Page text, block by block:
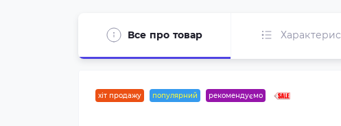
Все про товар
хіт продажу популярний рекомендуємо